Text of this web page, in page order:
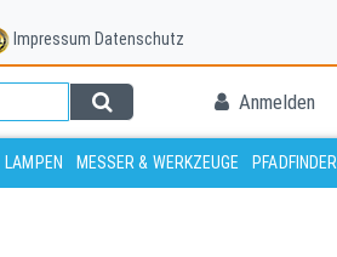
Impressum Datenschutz
Anmelden
LAMPEN MESSER & WERKZEUGE PFADFINDER